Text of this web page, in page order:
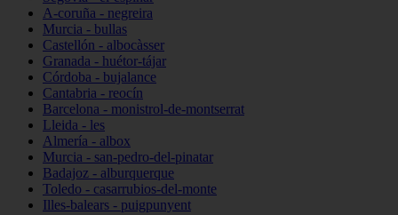
A-coruña - negreira
Murcia - bullas
Castellón - albocàsser
Granada - huétor-tájar
Córdoba - bujalance
Cantabria - reocín
Barcelona - monistrol-de-montserrat
Lleida - les
Almería - albox
Murcia - san-pedro-del-pinatar
Badajoz - alburquerque
Toledo - casarrubios-del-monte
Illes-balears - puigpunyent